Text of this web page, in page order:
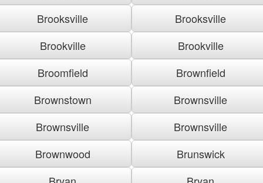
Brooksville
Brooksville
Brookville
Brookville
Broomfield
Brownfield
Brownstown
Brownsville
Brownsville
Brownsville
Brownwood
Brunswick